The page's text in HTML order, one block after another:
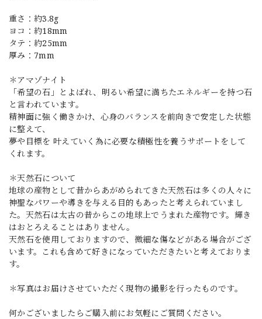
重さ：約3.8g
ヨコ：約18mm
タテ：約25mm
厚み：7mm
＊アマゾナイト
「希望の石」とよばれ、明るい希望に満ちたエネルギーを持つ石
と言われています。
精神面に強く働きかけ、心身のバランスを前向きで安定した状態
に整えて、
夢や目標を 叶えていく為に必要な積極性を養うサポートをして
くれます。
＊天然石について
地球の産物として昔からあがめられてきた天然石は多くの人々に
神聖なパワーや導きを与える目的もあったと考えられていまし
た。天然石は太古の昔からこの地球上でうまれた産物です。輝き
はおとろえることはありません。
天然石を使用しておりますので、微細な傷などがある場合がござ
います。これも含めて好きになっていただきたいと考えておりま
す。
＊写真はお届けさせていただく現物の撮影を行ったものです。
何かございましたらご購入前にお気軽にご質問ください。